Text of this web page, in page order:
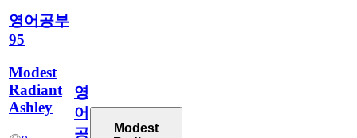
영어공부
95
Modest
Radiant
Ashley
영
어
공
Modest